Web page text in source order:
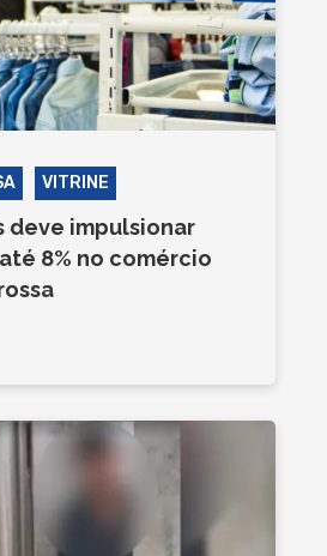
VITRINE
deve impulsionar
8% no comércio